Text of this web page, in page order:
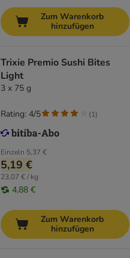
Zum Warenkorb
hinzufügen
Trixie Premio Sushi Bites
Light
3 x 75 g
Einzeln 5,37 €
5,19 €
23,07 € / kg
4,88 €
Rating: 4/5 (1)
Zum Warenkorb
hinzufügen